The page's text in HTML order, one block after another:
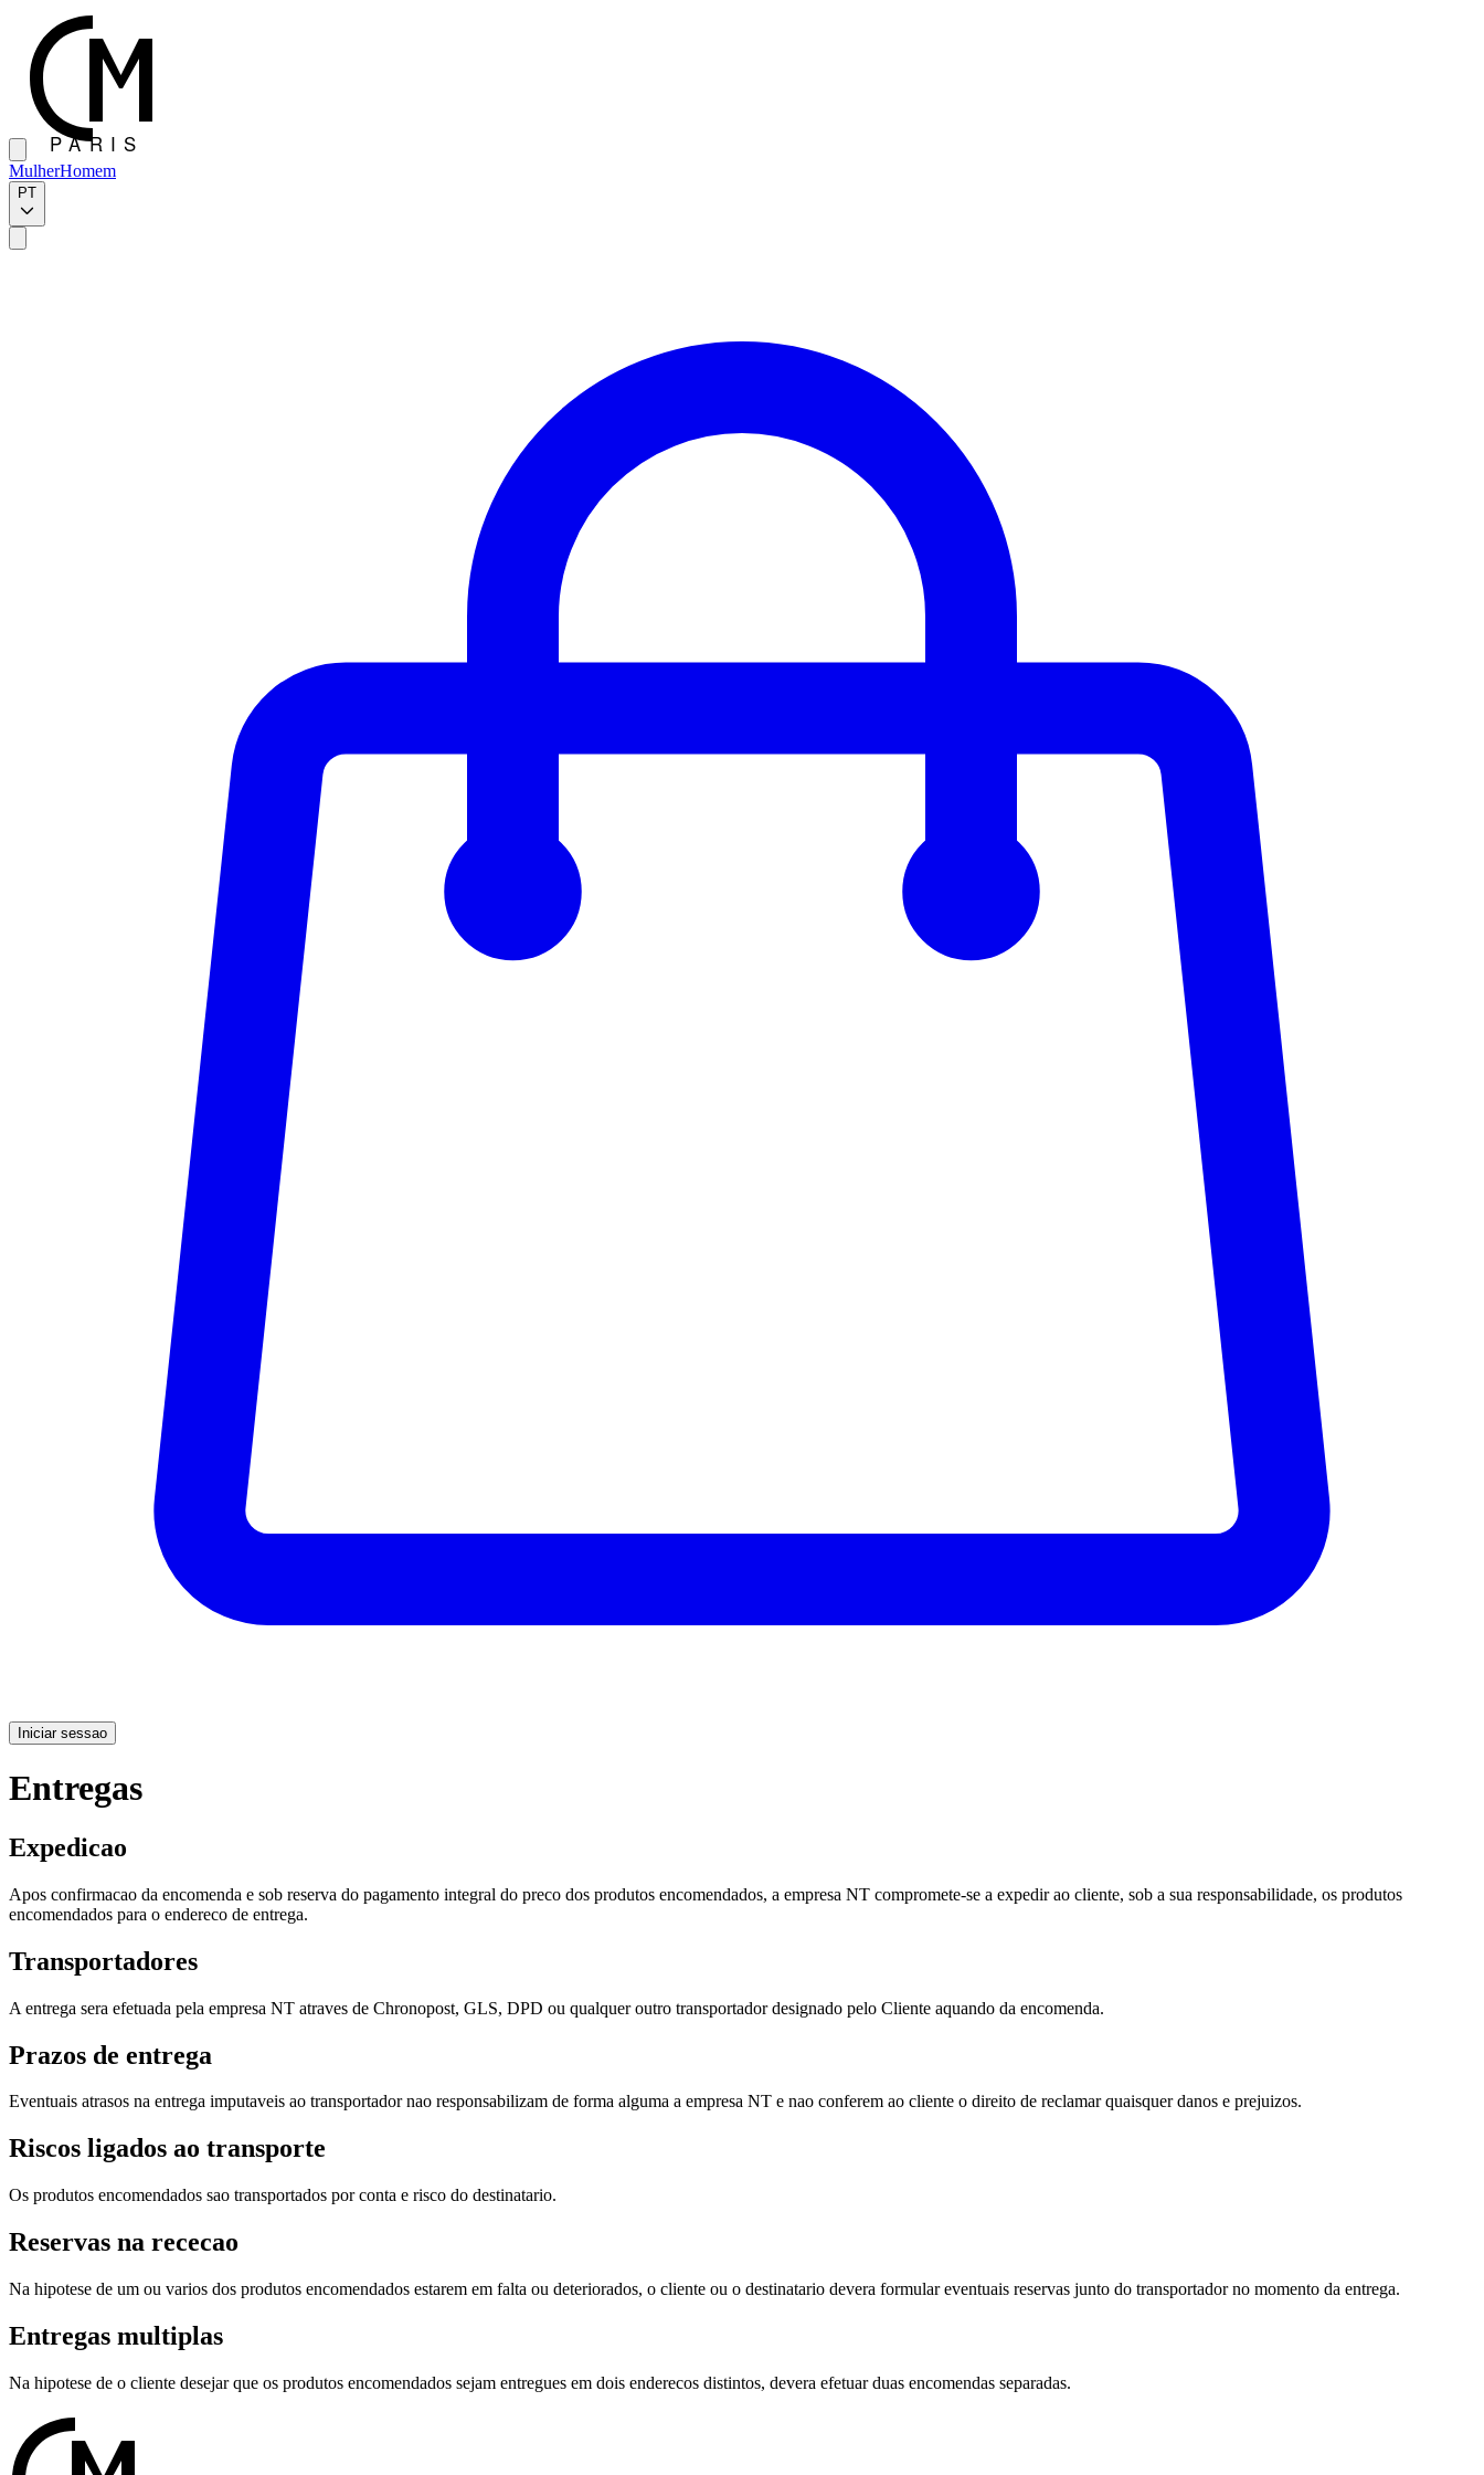
MulherHomem
PT
Iniciar sessao
Entregas
Expedicao
Apos confirmacao da encomenda e sob reserva do pagamento integral do preco dos produtos encomendados, a empresa NT compromete-se a expedir ao cliente, sob a sua responsabilidade, os produtos
encomendados para o endereco de entrega.
Transportadores
A entrega sera efetuada pela empresa NT atraves de Chronopost, GLS, DPD ou qualquer outro transportador designado pelo Cliente aquando da encomenda.
Prazos de entrega
Eventuais atrasos na entrega imputaveis ao transportador nao responsabilizam de forma alguma a empresa NT e nao conferem ao cliente o direito de reclamar quaisquer danos e prejuizos.
Riscos ligados ao transporte
Os produtos encomendados sao transportados por conta e risco do destinatario.
Reservas na rececao
Na hipotese de um ou varios dos produtos encomendados estarem em falta ou deteriorados, o cliente ou o destinatario devera formular eventuais reservas junto do transportador no momento da entrega.
Entregas multiplas
Na hipotese de o cliente desejar que os produtos encomendados sejam entregues em dois enderecos distintos, devera efetuar duas encomendas separadas.